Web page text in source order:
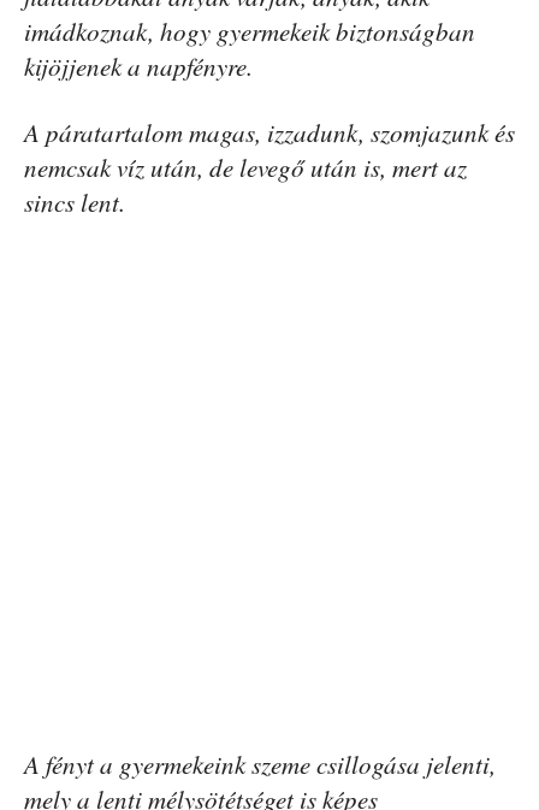
imádkoznak, hogy gyermekeik biztonságban
kijöjjenek a napfényre.
A páratartalom magas, izzadunk, szomjazunk és
nemcsak víz után, de levegő után is, mert az
sincs lent.
A fényt a gyermekeink szeme csillogása jelenti,
mely a lenti mélysötétséget is képes